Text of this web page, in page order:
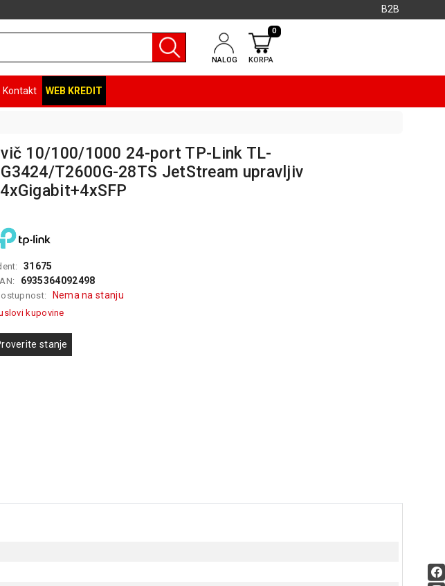
B2B
NALOG KORPA
0
Kontakt WEB KREDIT
10/100/1000 24-port TP-Link TL-
T2600G-28TS JetStream upravljiv
31675
6935364092498
Nema na stanju
kupovine
stanje